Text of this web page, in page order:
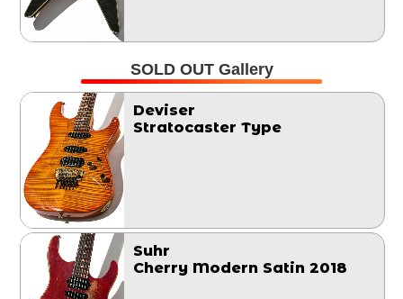
SOLD OUT Gallery
Deviser
Stratocaster Type
Suhr
Cherry Modern Satin 2018